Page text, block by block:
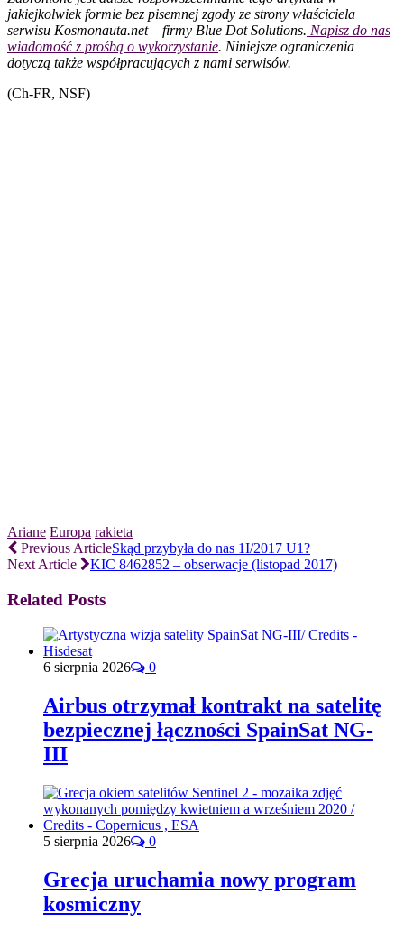
jakiejkolwiek formie bez pisemnej zgody ze strony właściciela
serwisu Kosmonauta.net – firmy Blue Dot Solutions. Napisz do nas
wiadomość z prośbą o wykorzystanie. Niniejsze ograniczenia
dotyczą także współpracujących z nami serwisów.
(Ch-FR, NSF)
Ariane Europa rakieta
Previous ArticleSkąd przybyła do nas 1I/2017 U1?
Next Article
KIC 8462852 – obserwacje (listopad 2017)
Related Posts
6 sierpnia 2026 0
Airbus otrzymał kontrakt na satelitę
bezpiecznej łączności SpainSat NG-
III
5 sierpnia 2026 0
Grecja uruchamia nowy program
kosmiczny